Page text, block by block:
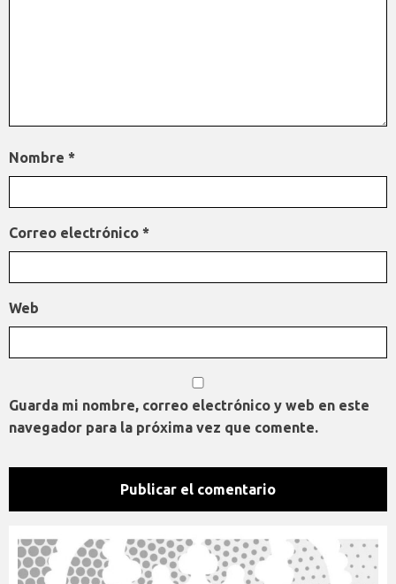
Nombre *
Correo electrónico *
Web
Guarda mi nombre, correo electrónico y web en este
navegador para la próxima vez que comente.